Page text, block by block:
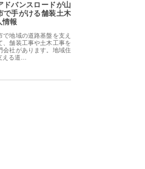
ドバンスロードが山
で手がける舗装土木
情報
で地域の道路基盤を支え
、舗装工事や土木工事を
会社があります。地域住
える道…